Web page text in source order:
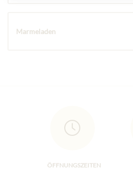
Marmeladen
ÖFFNUNGSZEITEN